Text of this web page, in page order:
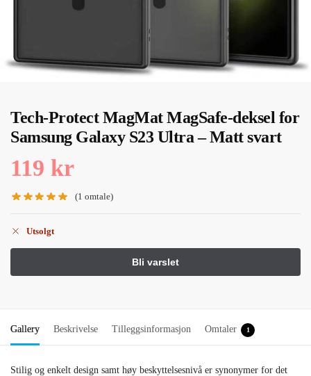
Tech-Protect MagMat MagSafe-deksel for
Samsung Galaxy S23 Ultra – Matt svart
119 kr
(1 omtale)
Utsolgt
Gallery Beskrivelse Tilleggsinformasjon Omtaler 1
Stilig og enkelt design samt høy beskyttelsesnivå er synonymer for det